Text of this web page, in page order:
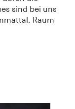
sind bei uns
Raum